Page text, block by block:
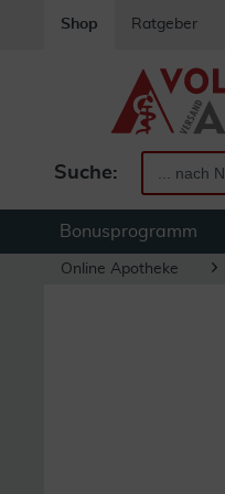
Shop Ratgeber
Suche:
Bonusprogramm
Online Apotheke